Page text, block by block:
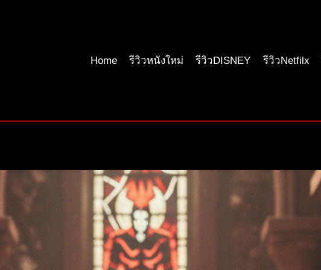
Home
รีวิวหนังใหม่ รีวิวDISNEY รีวิวNetfilx